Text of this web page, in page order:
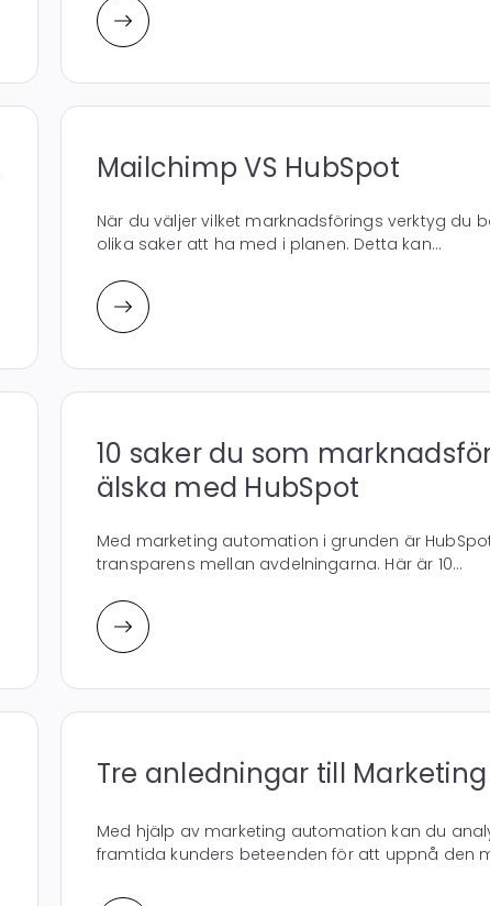
Mailchimp VS HubSpot
När du väljer vilket marknadsförings verktyg du
olika saker att ha med i planen. Detta kan...
10 saker du som
älska med HubSpot
Med marketing automation i grunden är
transparens mellan avdelningarna. Här är 10...
Tre anledningar till
Med hjälp av marketing automation kan du
framtida kunders beteenden för att uppnå den